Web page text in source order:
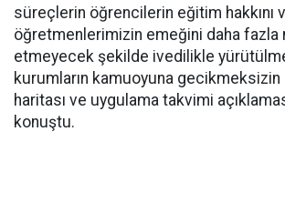
süreçlerin öğrencilerin eğitim hakkını
öğretmenlerimizin emeğini daha fazla
etmeyecek şekilde ivedilikle
kurumların kamuoyuna gecikmeksizin
haritası ve uygulama takvimi
konuştu.